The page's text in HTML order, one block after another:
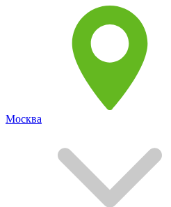
Москва